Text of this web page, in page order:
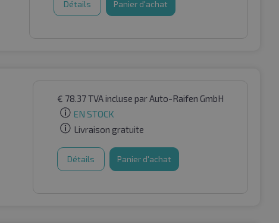
Détails Panier d'achat
€ 78.37TVA incluse par Auto-Raifen GmbH
EN STOCK
Livraison gratuite
Détails Panier d'achat